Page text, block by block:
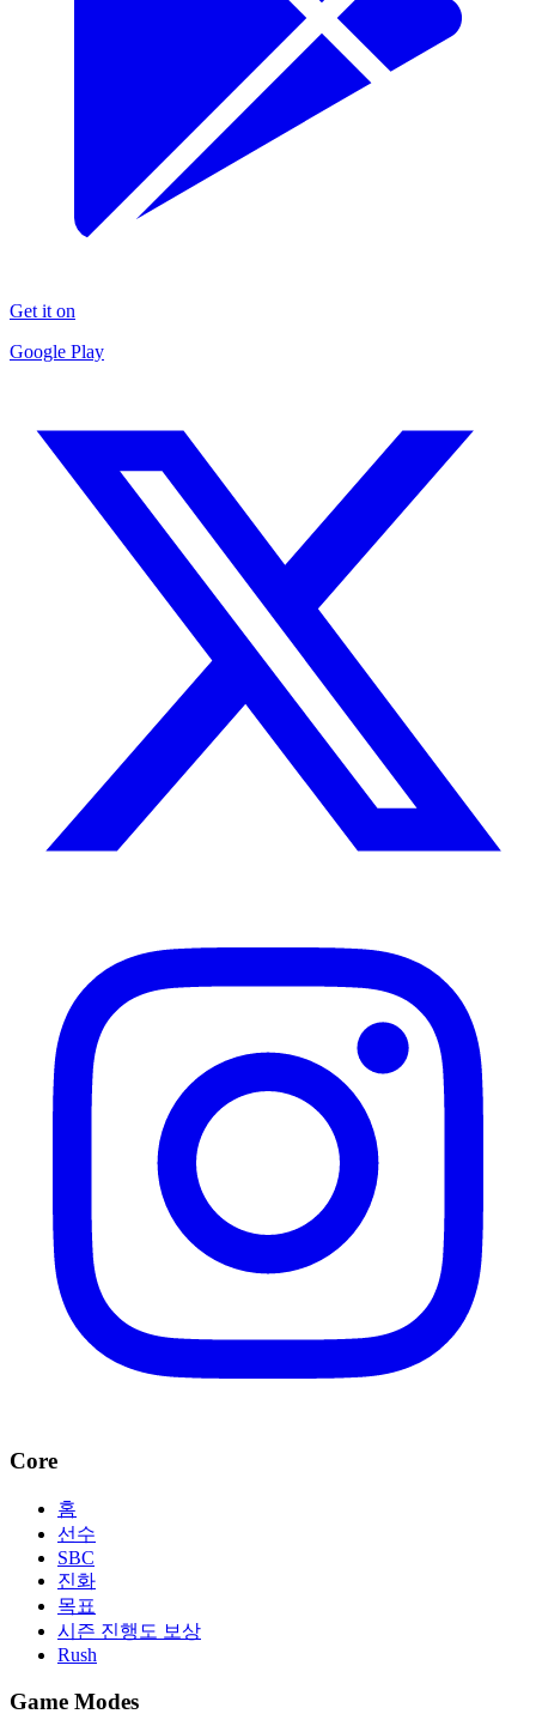
Get it on
Google Play
Core
홈
선수
SBC
진화
목표
시즌 진행도 보상
Rush
Game Modes